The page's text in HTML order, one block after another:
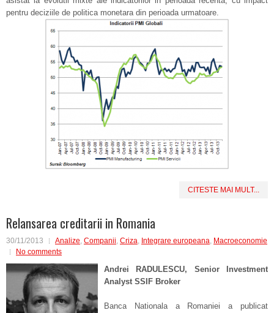
pentru deciziile de politica monetara din perioada urmatoare.
CITESTE MAI MULT...
Relansarea creditarii in Romania
30/11/2013 Analize, Companii, Criza, Integrare europeana, Macroeconomie
No comments
Andrei RADULESCU, Senior Investment
Analyst SSIF Broker
Banca Nationala a Romaniei a publicat